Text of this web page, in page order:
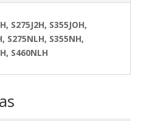
S275J2H, S355JOH,
S275NLH, S355NH,
S460NLH